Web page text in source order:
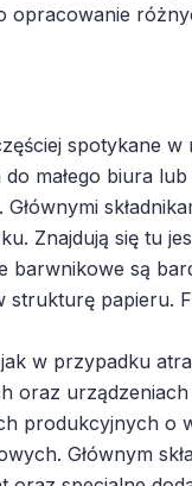
opracowanie
spotykane w
małego biura
Znajdują się tu
barwnikowe są
strukturę papieru.
w przypadku
oraz
produkcyjnych o
Głównym